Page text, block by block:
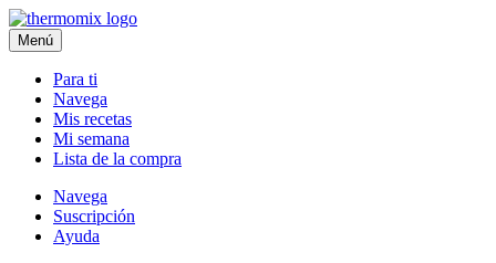
Menú
Para ti
Navega
Mis recetas
Mi semana
Lista de la compra
Navega
Suscripción
Ayuda